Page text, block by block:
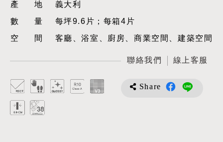
產地義大利
數量每坪9.6片；每箱4片
空間客廳、浴室、廚房、商業空間、建築空間
聯絡我們 線上客服
Share